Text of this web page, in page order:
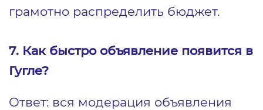
грамотно распределить бюджет.
7. Как быстро объявление появится в
Гугле?
Ответ: вся модерация объявления